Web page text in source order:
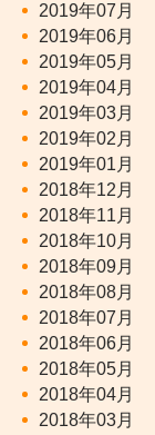
2019年07月
2019年06月
2019年05月
2019年04月
2019年03月
2019年02月
2019年01月
2018年12月
2018年11月
2018年10月
2018年09月
2018年08月
2018年07月
2018年06月
2018年05月
2018年04月
2018年03月